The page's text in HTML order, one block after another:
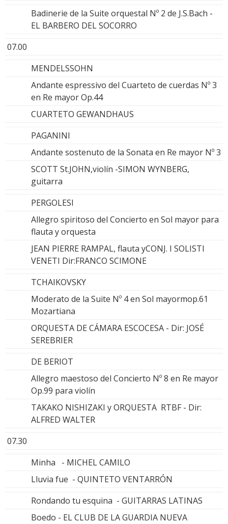
Badinerie de la Suite orquestal Nº 2 de J.S.Bach -
EL BARBERO DEL SOCORRO
07.00
MENDELSSOHN
Andante espressivo del Cuarteto de cuerdas Nº 3
en Re mayor Op.44
CUARTETO GEWANDHAUS
PAGANINI
Andante sostenuto de la Sonata en Re mayor Nº 3
SCOTT St.JOHN,violín -SIMON WYNBERG,
guitarra
PERGOLESI
Allegro spiritoso del Concierto en Sol mayor para
flauta y orquesta
JEAN PIERRE RAMPAL, flauta yCONJ. I SOLISTI
VENETI Dir:FRANCO SCIMONE
TCHAIKOVSKY
Moderato de la Suite Nº 4 en Sol mayormop.61
Mozartiana
ORQUESTA DE CÁMARA ESCOCESA - Dir: JOSÉ
SEREBRIER
DE BERIOT
Allegro maestoso del Concierto Nº 8 en Re mayor
Op.99 para violín
TAKAKO NISHIZAKI y ORQUESTA RTBF - Dir:
ALFRED WALTER
07.30
Minha - MICHEL CAMILO
Lluvia fue - QUINTETO VENTARRÓN
Rondando tu esquina - GUITARRAS LATINAS
Boedo - EL CLUB DE LA GUARDIA NUEVA